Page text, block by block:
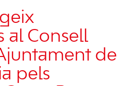
al Consell
de
pels